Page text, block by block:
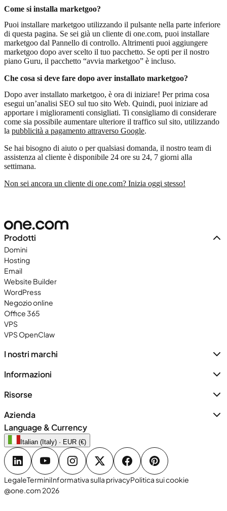
Come si installa marketgoo?
Puoi installare marketgoo utilizzando il pulsante nella parte inferiore
di questa pagina. Se sei già un cliente di one.com, puoi installare
marketgoo dal Pannello di controllo. Altrimenti puoi aggiungere
marketgoo dopo aver scelto il tuo pacchetto. Se opti per il nostro
piano Guru, il pacchetto “avvia marketgoo” è incluso.
Che cosa si deve fare dopo aver installato marketgoo?
Dopo aver installato marketgoo, è ora di iniziare! Per prima cosa
esegui un’analisi SEO sul tuo sito Web. Quindi, puoi iniziare ad
apportare i miglioramenti consigliati. Ti consigliamo di considerare
come sia possibile aumentare ulteriore il traffico sul sito, utilizzando
la pubblicità a pagamento attraverso Google.
Se hai bisogno di aiuto o per qualsiasi domanda, il nostro team di
assistenza al cliente è disponibile 24 ore su 24, 7 giorni alla
settimana.
Non sei ancora un cliente di one.com? Inizia oggi stesso!
Prodotti
Domini
Hosting
Email
Website Builder
WordPress
Negozio online
Office 365
VPS
VPS OpenClaw
I nostri marchi
Informazioni
Risorse
Azienda
Language & Currency
Italian (Italy) · EUR (€)
LegaleTerminiInformativa sulla privacyPolitica sui cookie
@one.com 2026